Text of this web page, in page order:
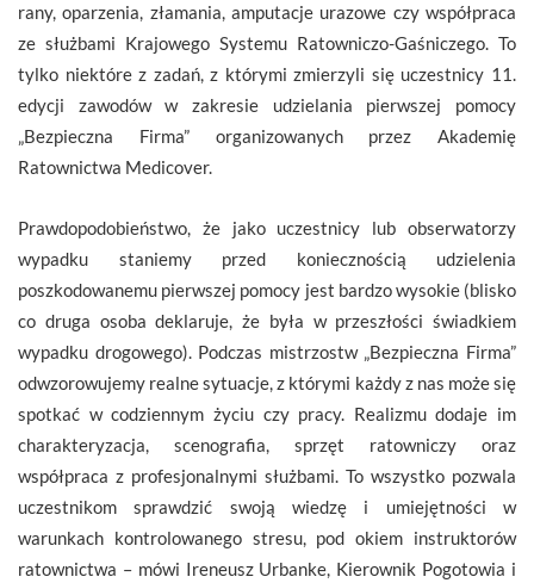
rany, oparzenia, złamania, amputacje urazowe czy współpraca
ze służbami Krajowego Systemu Ratowniczo-Gaśniczego. To
tylko niektóre z zadań, z którymi zmierzyli się uczestnicy 11.
edycji zawodów w zakresie udzielania pierwszej pomocy
„Bezpieczna Firma” organizowanych przez Akademię
Ratownictwa Medicover.
Prawdopodobieństwo, że jako uczestnicy lub obserwatorzy
wypadku staniemy przed koniecznością udzielenia
poszkodowanemu pierwszej pomocy jest bardzo wysokie (blisko
co druga osoba deklaruje, że była w przeszłości świadkiem
wypadku drogowego). Podczas mistrzostw „Bezpieczna Firma”
odwzorowujemy realne sytuacje, z którymi każdy z nas może się
spotkać w codziennym życiu czy pracy. Realizmu dodaje im
charakteryzacja, scenografia, sprzęt ratowniczy oraz
współpraca z profesjonalnymi służbami. To wszystko pozwala
uczestnikom sprawdzić swoją wiedzę i umiejętności w
warunkach kontrolowanego stresu, pod okiem instruktorów
ratownictwa – mówi Ireneusz Urbanke, Kierownik Pogotowia i